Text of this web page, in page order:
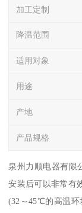
加工定制
降温范围
适用对象
用途
产地
产品规格
泉州力顺电器有限
安装后可以非常有
(32～45℃的高温环